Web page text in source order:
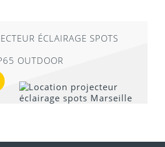
ÉCLAIRAGE SPOTS
OUTDOOR